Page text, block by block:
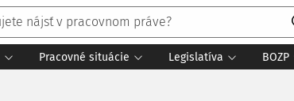
Pracovné situácie Legislatíva BOZP